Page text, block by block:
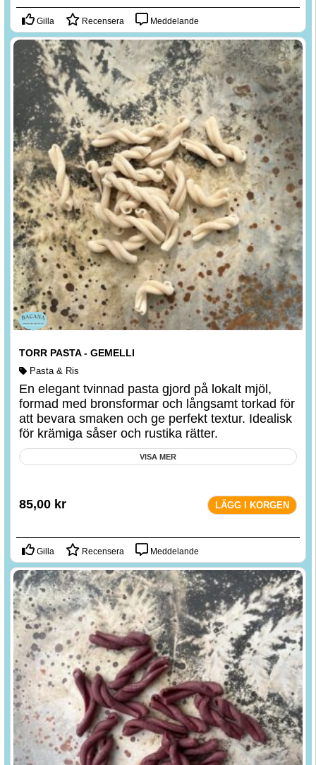
Gilla Recensera Meddelande
TORR PASTA - GEMELLI
Pasta & Ris
En elegant tvinnad pasta gjord på lokalt mjöl,
formad med bronsformar och långsamt torkad för
att bevara smaken och ge perfekt textur. Idealisk
för krämiga såser och rustika rätter.
VISA MER
85,00 kr LÄGG I KORGEN
Gilla Recensera Meddelande